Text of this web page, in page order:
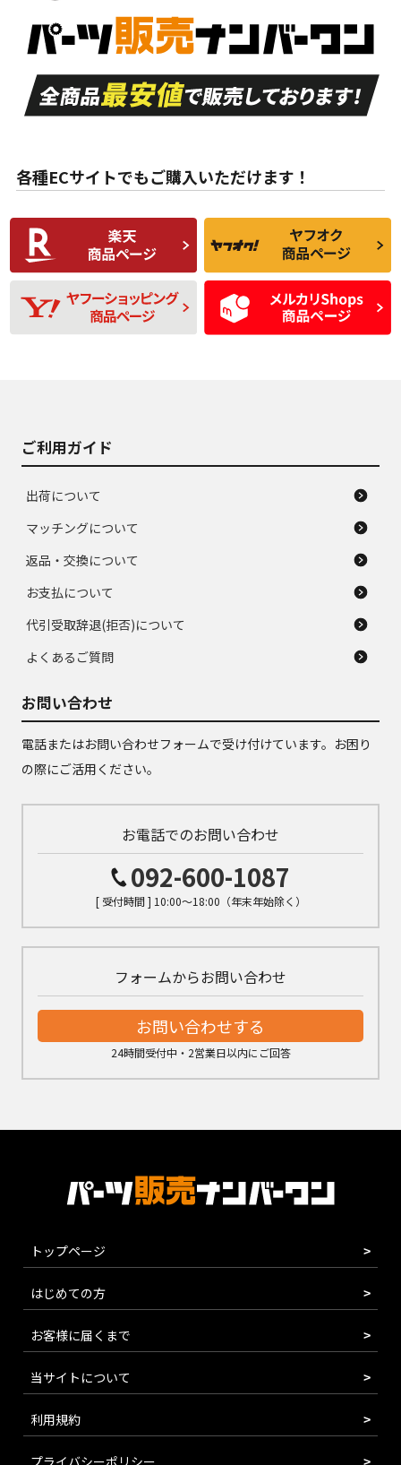
S
品）
S
付き
A
走行距離も少なく、
目立つ傷もほとんど
ない中古品
A
走行距離も少なく、
非常に状態の良い中
古品
な中古品
んどない中古品
C
比較的きれいな中古
品
C
られるが、使用に問
題のない中古品
D
使用感や目立つ傷が
あり、一般的な中古
品
D
残り溝も少なく、偏
磨耗がみられ、短期
間使用できるくらい
の中古品
各種ECサイトでもご購入いただけます！
ご利用ガイド
出荷について
マッチングについて
返品・交換について
お支払について
代引受取辞退(拒否)について
よくあるご質問
お問い合わせ
電話またはお問い合わせフォームで受け付けています。お困り
の際にご活用ください。
お電話でのお問い合わせ
092-600-1087
[ 受付時間 ] 10:00～18:00（年末年始除く）
フォームからお問い合わせ
お問い合わせする
24時間受付中・2営業日以内にご回答
トップページ
はじめての方
お客様に届くまで
当サイトについて
利用規約
プライバシーポリシー